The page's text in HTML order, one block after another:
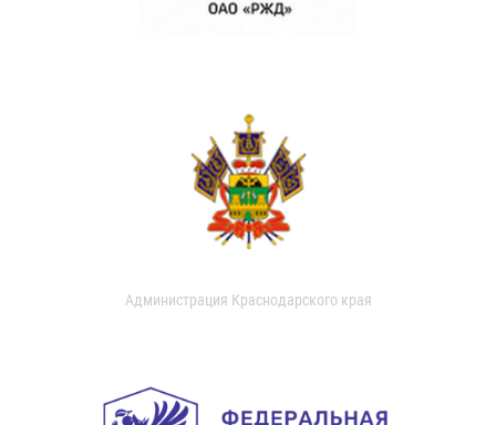
Администрация Краснодарского края